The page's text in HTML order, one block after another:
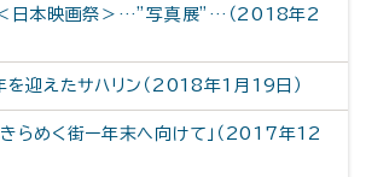
＜日本映画祭＞…”写真展”…（2018年2
迎えたサハリン（2018年1月19日）
きらめく街ー年末へ向けて」（2017年12